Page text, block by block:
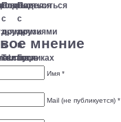
мнение
Имя *
Mail (не публикуется) *